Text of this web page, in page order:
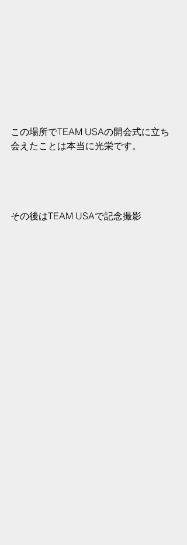
この場所でTEAM USAの開会式に立ち
会えたことは本当に光栄です。
その後はTEAM USAで記念撮影